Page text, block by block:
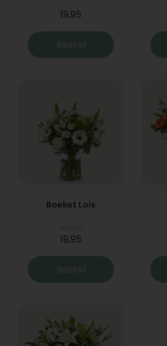
19,95
Bestel
Boeket Lois
19,95
Bestel